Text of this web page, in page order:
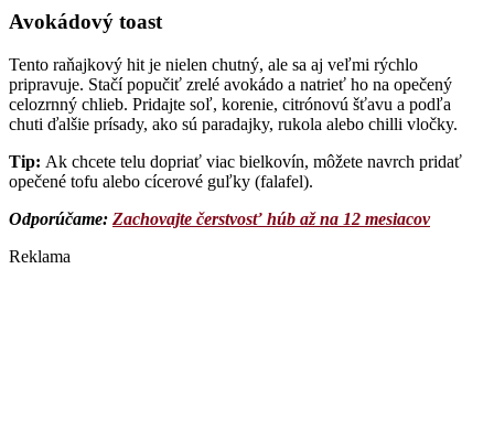
Avokádový toast
Tento raňajkový hit je nielen chutný, ale sa aj veľmi rýchlo
pripravuje. Stačí popučiť zrelé avokádo a natrieť ho na opečený
celozrnný chlieb. Pridajte soľ, korenie, citrónovú šťavu a podľa
chuti ďalšie prísady, ako sú paradajky, rukola alebo chilli vločky.
Tip: Ak chcete telu dopriať viac bielkovín, môžete navrch pridať
opečené tofu alebo cícerové guľky (falafel).
Odporúčame: Zachovajte čerstvosť húb až na 12 mesiacov
Reklama